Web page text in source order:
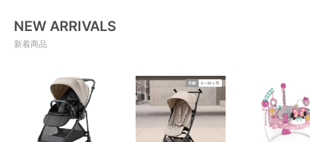
NEW ARRIVALS
新着商品